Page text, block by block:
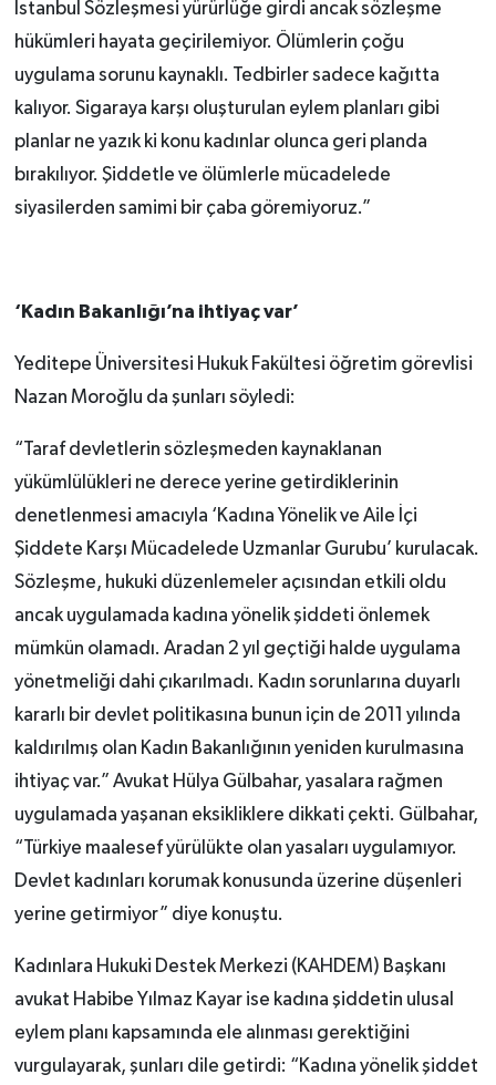
İstanbul Sözleşmesi yürürlüğe girdi ancak sözleşme
hükümleri hayata geçirilemiyor. Ölümlerin çoğu
uygulama sorunu kaynaklı. Tedbirler sadece kağıtta
kalıyor. Sigaraya karşı oluşturulan eylem planları gibi
planlar ne yazık ki konu kadınlar olunca geri planda
bırakılıyor. Şiddetle ve ölümlerle mücadelede
siyasilerden samimi bir çaba göremiyoruz.”
‘Kadın Bakanlığı’na ihtiyaç var’
Yeditepe Üniversitesi Hukuk Fakültesi öğretim görevlisi
Nazan Moroğlu da şunları söyledi:
“Taraf devletlerin sözleşmeden kaynaklanan
yükümlülükleri ne derece yerine getirdiklerinin
denetlenmesi amacıyla ‘Kadına Yönelik ve Aile İçi
Şiddete Karşı Mücadelede Uzmanlar Gurubu’ kurulacak.
Sözleşme, hukuki düzenlemeler açısından etkili oldu
ancak uygulamada kadına yönelik şiddeti önlemek
mümkün olamadı. Aradan 2 yıl geçtiği halde uygulama
yönetmeliği dahi çıkarılmadı. Kadın sorunlarına duyarlı
kararlı bir devlet politikasına bunun için de 2011 yılında
kaldırılmış olan Kadın Bakanlığının yeniden kurulmasına
ihtiyaç var.” Avukat Hülya Gülbahar, yasalara rağmen
uygulamada yaşanan eksikliklere dikkati çekti. Gülbahar,
“Türkiye maalesef yürülükte olan yasaları uygulamıyor.
Devlet kadınları korumak konusunda üzerine düşenleri
yerine getirmiyor” diye konuştu.
Kadınlara Hukuki Destek Merkezi (KAHDEM) Başkanı
avukat Habibe Yılmaz Kayar ise kadına şiddetin ulusal
eylem planı kapsamında ele alınması gerektiğini
vurgulayarak, şunları dile getirdi: “Kadına yönelik şiddet